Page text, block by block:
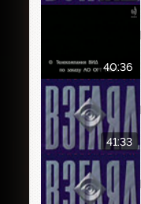
40:36
41:33